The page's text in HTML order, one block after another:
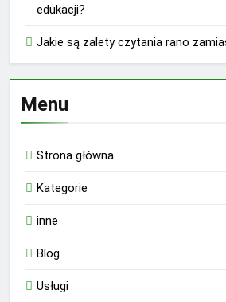
edukacji?
Jakie są zalety czytania rano
Menu
Strona główna
Kategorie
inne
Blog
Usługi